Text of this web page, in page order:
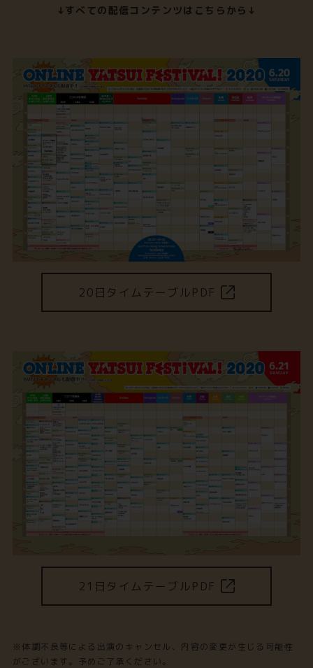
↓すべての配信コンテンツはこちらから↓
20日タイムテーブルPDF
21日タイムテーブルPDF
※体調不良等による出演のキャンセル、内容の変更が生じる可能性
がございます。予めご了承ください。